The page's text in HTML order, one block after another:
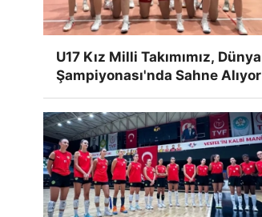
U17 Kız Milli Takımımız, Dünya
Şampiyonası'nda Sahne Alıyor